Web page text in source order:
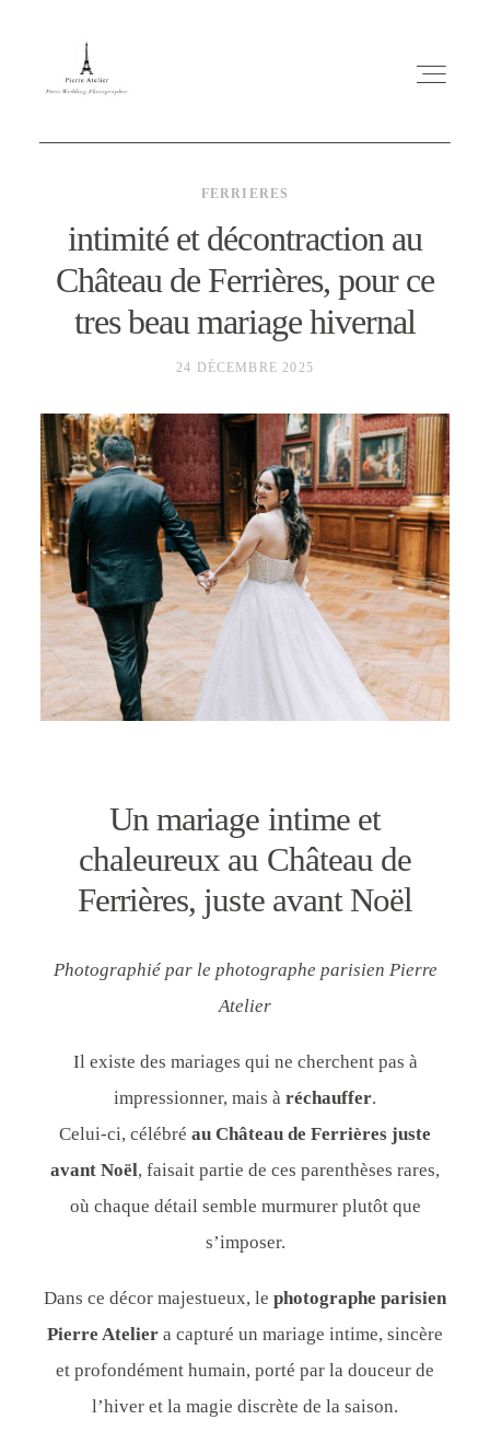
ABOUT ME
MES CONSEILS
ENGLISH
CONTACT
FERRIERES
intimité et décontraction au
Château de Ferrières, pour ce
tres beau mariage hivernal
24 DÉCEMBRE 2025
Un mariage intime et
chaleureux au Château de
Ferrières, juste avant Noël
Photographié par le photographe parisien Pierre
Atelier
Il existe des mariages qui ne cherchent pas à
impressionner, mais à réchauffer.
Celui-ci, célébré au Château de Ferrières juste
avant Noël, faisait partie de ces parenthèses rares,
où chaque détail semble murmurer plutôt que
s’imposer.
Dans ce décor majestueux, le photographe parisien
Pierre Atelier a capturé un mariage intime, sincère
et profondément humain, porté par la douceur de
l’hiver et la magie discrète de la saison.